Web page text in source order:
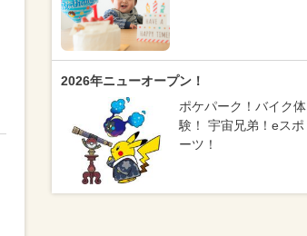
2026年ニューオープン！
ポケパーク！バイク体
験！ 宇宙兄弟！eスポ
ーツ！